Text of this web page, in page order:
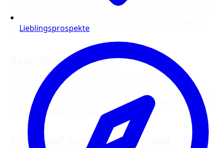
entdecke die neuesten Angebote, Aktionen und Rabatte auf
einen Blick.
Beim Einkauf sparen
Mit dem BUDNI Prospekt kannst du deinen Einkauf ganz
einfach planen. Vergleiche aktuelle Angebote und sichere dir
attraktive Preise auf Lebensmittel, Getränke, Haushaltsartikel
und viele weitere Produkte.
Immer auf dem neuesten Stand
Lieblingsprospekte